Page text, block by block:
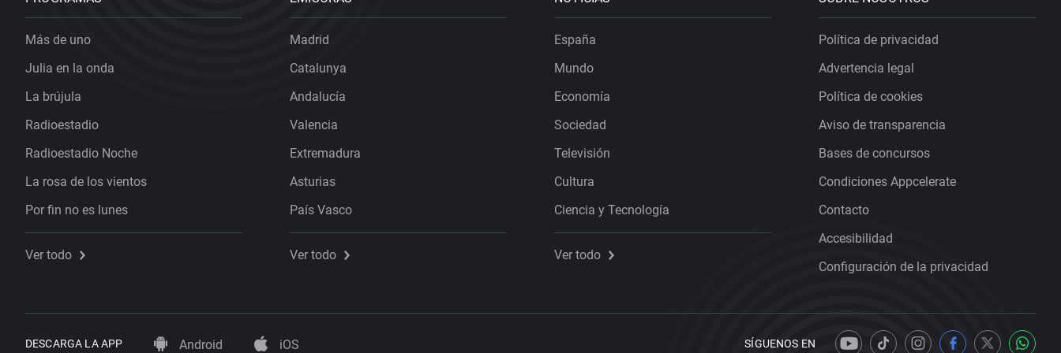
Más de uno
Julia en la onda
La brújula
Radioestadio
Radioestadio Noche
La rosa de los vientos
Por fin no es lunes
Ver todo
Madrid
Catalunya
Andalucía
Valencia
Extremadura
Asturias
País Vasco
Ver todo
España
Mundo
Economía
Sociedad
Televisión
Cultura
Ciencia y Tecnología
Ver todo
Política de privacidad
Advertencia legal
Política de cookies
Aviso de transparencia
Bases de concursos
Condiciones Appcelerate
Contacto
Accesibilidad
Configuración de la privacidad
DESCARGA LA APP Android iOS SÍGUENOS EN